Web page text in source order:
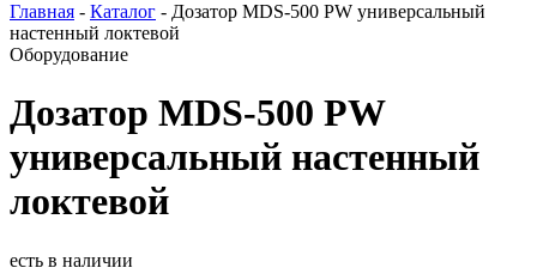
Главная - Каталог - Дозатор MDS-500 PW универсальный
настенный локтевой
Оборудование
Дозатор MDS-500 PW
универсальный настенный
локтевой
есть в наличии